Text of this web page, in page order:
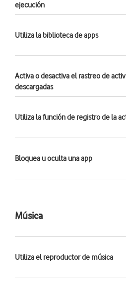
ejecución
Utiliza la biblioteca de apps
Activa o desactiva el rastreo de
descargadas
Utiliza la función de registro de la
Bloquea u oculta una app
Música
Utiliza el reproductor de música